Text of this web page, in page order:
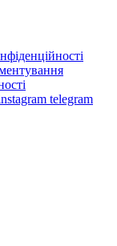
telegram